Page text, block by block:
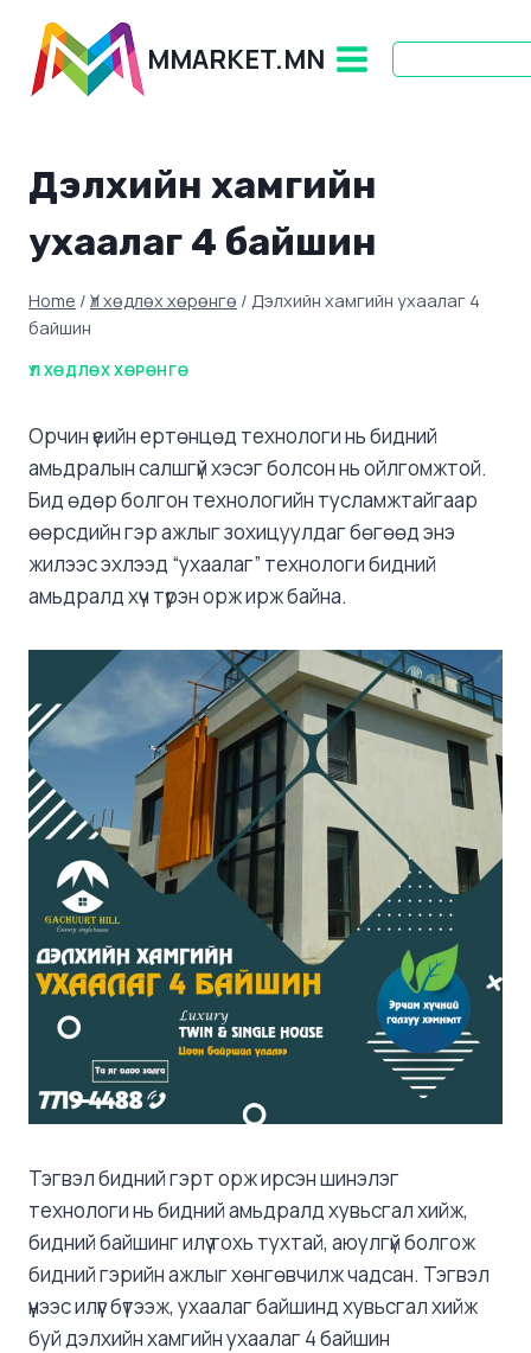
content
MMARKET.MN
Дэлхийн хамгийн
ухаалаг 4 байшин
Home / Үл хөдлөх хөрөнгө / Дэлхийн хамгийн ухаалаг 4
байшин
ҮЛ ХӨДЛӨХ ХӨРӨНГӨ
Орчин үеийн ертөнцөд технологи нь бидний
амьдралын салшгүй хэсэг болсон нь ойлгомжтой.
Бид өдөр болгон технологийн тусламжтайгаар
өөрсдийн гэр ажлыг зохицуулдаг бөгөөд энэ
жилээс эхлээд “ухаалаг” технологи бидний
амьдралд хүч түрэн орж ирж байна.
Тэгвэл бидний гэрт орж ирсэн шинэлэг
технологи нь бидний амьдралд хувьсгал хийж,
бидний байшинг илүү тохь тухтай, аюулгүй болгож
бидний гэрийн ажлыг хөнгөвчилж чадсан. Тэгвэл
үүнээс илүүг бүтээж, ухаалаг байшинд хувьсгал хийж
буй дэлхийн хамгийн ухаалаг 4 байшин